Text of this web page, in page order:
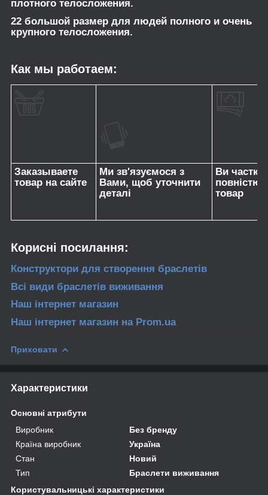
плотного телосложения.
22 большой размер для людей полного и очень
крупного телосложения.
Как мы работаем:
Заказываете
товар на сайте
Ми зв'язуємося з
Вами, щоб уточнити
деталі
Ви
повністю
товар
Корисні посилання:
Конструктори для створення браслетів
Всі види браслетів виживання
Наш інтернет магазин
Наш інтернет магазин на Prom.ua
Приховати
Характеристики
Основні атрибути
Виробник
Без бренду
Країна виробник
Україна
Стан
Новий
Тип
Браслети виживання
Користувальницькі характеристики